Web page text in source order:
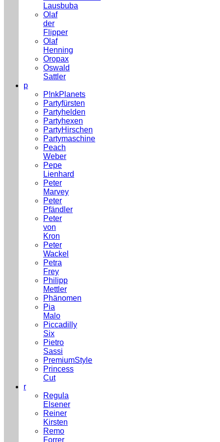
Lausbuba
Olaf
der
Flipper
Olaf
Henning
Oropax
Oswald
Sattler
p
P!nkPlanets
Partyfürsten
Partyhelden
Partyhexen
PartyHirschen
Partymaschine
Peach
Weber
Pepe
Lienhard
Peter
Marvey
Peter
Pfändler
Peter
von
Kron
Peter
Wackel
Petra
Frey
Philipp
Mettler
Phänomen
Pia
Malo
Piccadilly
Six
Pietro
Sassi
PremiumStyle
Princess
Cut
r
Regula
Elsener
Reiner
Kirsten
Remo
Forrer